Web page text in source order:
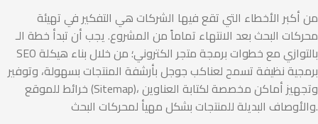
من أكبر الأخطاء التي تقع فيها الشركات هي التفكير في تهيئة
محركات البحث بعد الانتهاء تماماً من المشروع. يجب أن تبدأ خطة الـ
SEO بالتوازي مع خطوات برمجة متجر الكتروني؛ من خلال بناء هيكلة
برمجية نظيفة تسمح لعناكب جوجل بأرشفة المنتجات بسهولة، وتوفير
خرائط للموقع (Sitemap)، وتجهيز أماكن مخصصة لكتابة العناوين
والأوصاف البديلة للمنتجات بشكل مهيأ لمحركات البحث.